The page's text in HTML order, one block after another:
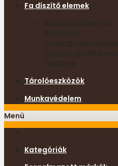
Fa díszítő elemek
Bútordíszítő elemek
Bútorlábak
Faragott bútorfeltétdísz
Nyomott díszítő
Tárolóeszközök
Munkavédelem
Menü
Kategóriák